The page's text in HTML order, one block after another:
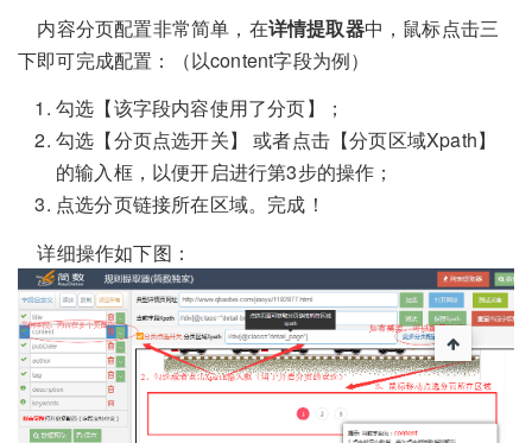
内容分页配置非常简单，在详情提取器中，鼠标点击三
下即可完成配置：（以content字段为例）
勾选【该字段内容使用了分页】；
勾选【分页点选开关】 或者点击【分页区域Xpath】
的输入框，以便开启进行第3步的操作；
点选分页链接所在区域。完成！
详细操作如下图：